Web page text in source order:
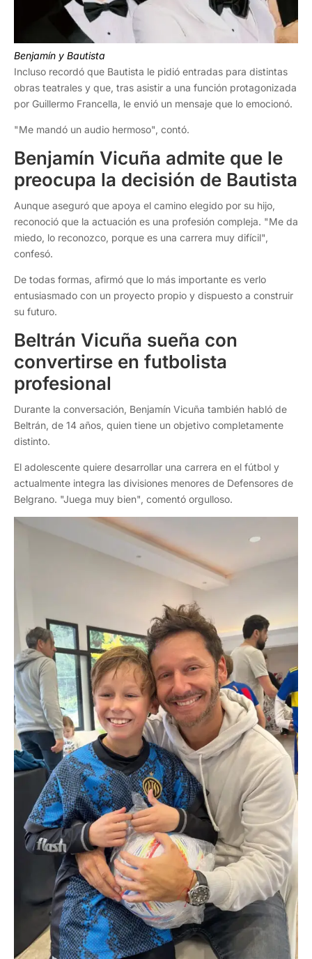
Benjamín y Bautista
Incluso recordó que Bautista le pidió entradas para distintas
obras teatrales y que, tras asistir a una función protagonizada
por Guillermo Francella, le envió un mensaje que lo emocionó.
"Me mandó un audio hermoso", contó.
Benjamín Vicuña admite que le
preocupa la decisión de Bautista
Aunque aseguró que apoya el camino elegido por su hijo,
reconoció que la actuación es una profesión compleja. "Me da
miedo, lo reconozco, porque es una carrera muy difícil",
confesó.
De todas formas, afirmó que lo más importante es verlo
entusiasmado con un proyecto propio y dispuesto a construir
su futuro.
Beltrán Vicuña sueña con
convertirse en futbolista
profesional
Durante la conversación, Benjamín Vicuña también habló de
Beltrán, de 14 años, quien tiene un objetivo completamente
distinto.
El adolescente quiere desarrollar una carrera en el fútbol y
actualmente integra las divisiones menores de Defensores de
Belgrano. "Juega muy bien", comentó orgulloso.